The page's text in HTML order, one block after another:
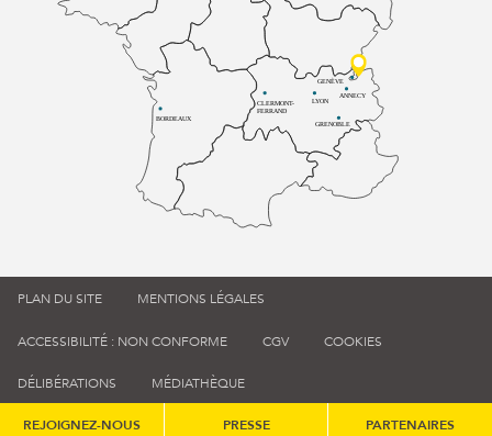
BORDEAUX
CLERMONT-
FERRAND
LYON
ANNECY
GRENOBLE
GENÈVE
PLAN DU SITE MENTIONS LÉGALES
ACCESSIBILITÉ : NON CONFORME CGV COOKIES
DÉLIBÉRATIONS MÉDIATHÈQUE
REJOIGNEZ-NOUS PRESSE PARTENAIRES